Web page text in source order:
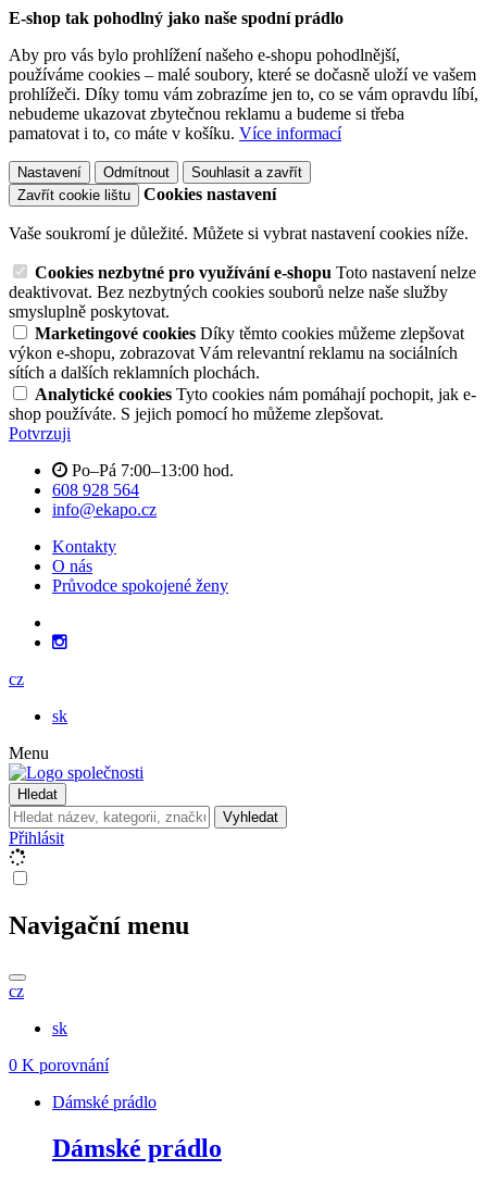
E-shop tak pohodlný jako naše spodní prádlo
Aby pro vás bylo prohlížení našeho e-shopu pohodlnější,
používáme cookies – malé soubory, které se dočasně uloží ve vašem
prohlížeči. Díky tomu vám zobrazíme jen to, co se vám opravdu líbí,
nebudeme ukazovat zbytečnou reklamu a budeme si třeba
pamatovat i to, co máte v košíku. Více informací
Nastavení Odmítnout
Souhlasit a zavřít
Zavřít cookie lištu
Cookies nastavení
Vaše soukromí je důležité. Můžete si vybrat nastavení cookies níže.
Cookies nezbytné pro využívání e-shopu Toto nastavení nelze
deaktivovat. Bez nezbytných cookies souborů nelze naše služby
smysluplně poskytovat.
Marketingové cookies Díky těmto cookies můžeme zlepšovat
výkon e-shopu, zobrazovat Vám relevantní reklamu na sociálních
sítích a dalších reklamních plochách.
Analytické cookies Tyto cookies nám pomáhají pochopit, jak e-
shop používáte. S jejich pomocí ho můžeme zlepšovat.
Potvrzuji
Po–Pá 7:00–13:00 hod.
608 928 564
info@ekapo.cz
Kontakty
O nás
Průvodce spokojené ženy
cz
sk
Menu
Hledat
Vyhledat
Přihlásit
Navigační menu
cz
sk
0 K porovnání
Dámské prádlo
Dámské prádlo